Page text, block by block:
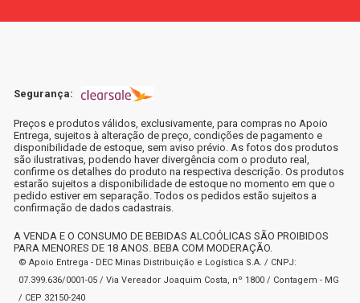
Segurança:
Preços e produtos válidos, exclusivamente, para compras no Apoio
Entrega, sujeitos à alteração de preço, condições de pagamento e
disponibilidade de estoque, sem aviso prévio. As fotos dos produtos
são ilustrativas, podendo haver divergência com o produto real,
confirme os detalhes do produto na respectiva descrição. Os produtos
estarão sujeitos a disponibilidade de estoque no momento em que o
pedido estiver em separação. Todos os pedidos estão sujeitos a
confirmação de dados cadastrais.
A VENDA E O CONSUMO DE BEBIDAS ALCOÓLICAS SÃO PROIBIDOS
PARA MENORES DE 18 ANOS. BEBA COM MODERAÇÃO.
© Apoio Entrega - DEC Minas Distribuição e Logística S.A. / CNPJ:
07.399.636/0001-05 / Via Vereador Joaquim Costa, nº 1800 / Contagem - MG
/ CEP 32150-240